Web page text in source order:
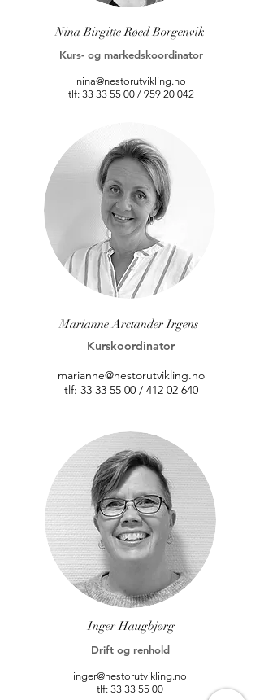
Nina Birgitte Røed Borgenvik
Kurs- og markedskoordinator
nina@nestorutvikling.no
tlf: 33 33 55 00/ 959 20 042
Marianne Arctander Irgens
Kurskoordinator
marianne@nestorutvikling.no
tlf: 33 33 55 00/ 412 02 640
Inger Haugbjørg
Drift og renhold
inger@nestorutvikling.no
tlf: 33 33 55 00